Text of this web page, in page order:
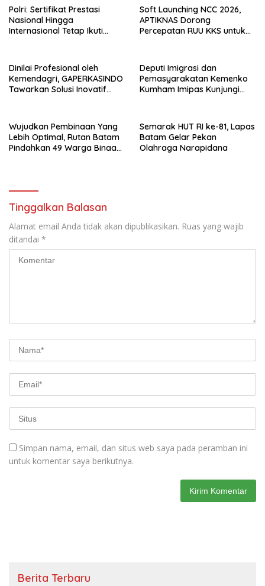
Polri: Sertifikat Prestasi
Nasional Hingga
Internasional Tetap Ikuti
Soft Launching NCC 2026,
APTIKNAS Dorong
Percepatan RUU KKS untuk
Dinilai Profesional oleh
Kemendagri, GAPERKASINDO
Tawarkan Solusi Inovatif
Deputi Imigrasi dan
Pemasyarakatan Kemenko
Kumham Imipas Kunjungi
Wujudkan Pembinaan Yang
Lebih Optimal, Rutan Batam
Pindahkan 49 Warga Binaan
Semarak HUT RI ke-81, Lapas
Batam Gelar Pekan
Olahraga Narapidana
Tinggalkan Balasan
Alamat email Anda tidak akan dipublikasikan. Ruas yang wajib
ditandai *
Simpan nama, email, dan situs web saya pada peramban ini
untuk komentar saya berikutnya.
Berita Terbaru